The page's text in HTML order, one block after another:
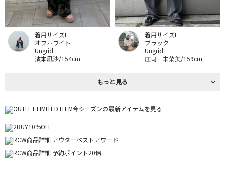
着用サイズF
オフホワイト
Ungrid
濱本凪沙/154cm
着用サイズF
ブラック
Ungrid
庄司 未菜美/159cm
もっと見る